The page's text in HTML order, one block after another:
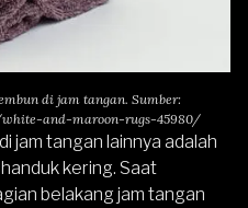
di jam tangan. Sumber:
and-maroon-rugs-45980/
jam tangan lainnya adalah
kering. Saat
belakang jam tangan